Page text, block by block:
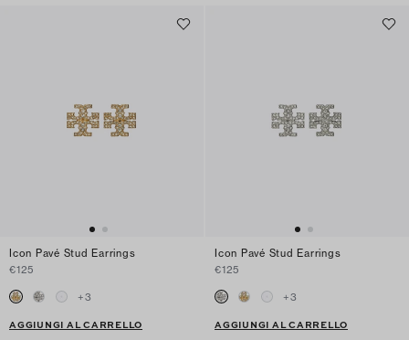
Icon Pavé Stud Earrings
€125
+3
AGGIUNGI AL CARRELLO
Icon Pavé Stud Earrings
€125
+3
AGGIUNGI AL CARRELLO